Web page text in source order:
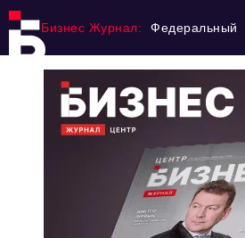
Бизнес Журнал: Федеральный